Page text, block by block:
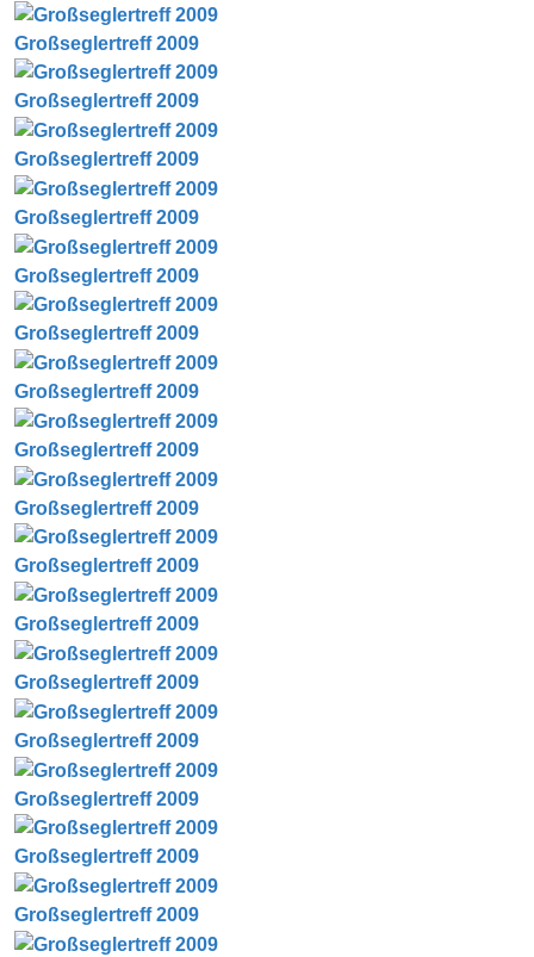
Großseglertreff 2009
Großseglertreff 2009
Großseglertreff 2009
Großseglertreff 2009
Großseglertreff 2009
Großseglertreff 2009
Großseglertreff 2009
Großseglertreff 2009
Großseglertreff 2009
Großseglertreff 2009
Großseglertreff 2009
Großseglertreff 2009
Großseglertreff 2009
Großseglertreff 2009
Großseglertreff 2009
Großseglertreff 2009